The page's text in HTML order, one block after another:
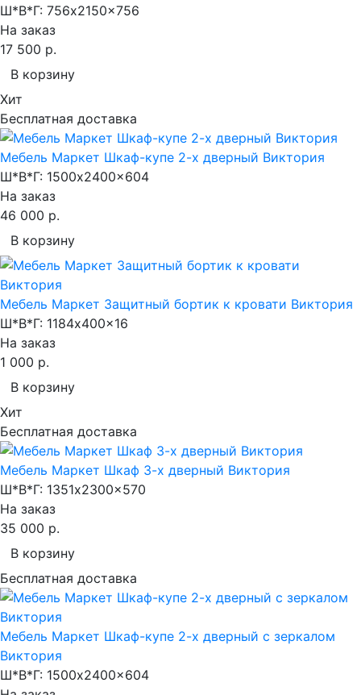
Ш*В*Г: 756x2150x756
На заказ
17 500 р.
В корзину
Хит
Бесплатная доставка
Мебель Маркет Шкаф-купе 2-х дверный Виктория
Ш*В*Г: 1500x2400x604
На заказ
46 000 р.
В корзину
Мебель Маркет Защитный бортик к кровати Виктория
Ш*В*Г: 1184x400x16
На заказ
1 000 р.
В корзину
Хит
Бесплатная доставка
Мебель Маркет Шкаф 3-х дверный Виктория
Ш*В*Г: 1351x2300x570
На заказ
35 000 р.
В корзину
Бесплатная доставка
Мебель Маркет Шкаф-купе 2-х дверный с зеркалом
Виктория
Ш*В*Г: 1500x2400x604